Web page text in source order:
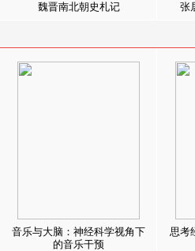
魏晋南北朝史札记 张
音乐与大脑：神经科学视角下
的音乐干预
思考